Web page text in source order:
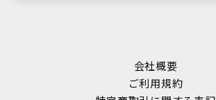
会社概要
ご利用規約